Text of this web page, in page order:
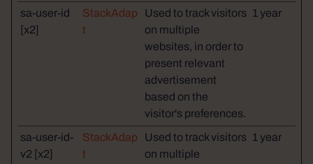
sa-user-id
[x2]
StackAdap
t
Used to track visitors
on multiple
websites, in order to
present relevant
advertisement
based on the
visitor's preferences.
1 year
sa-user-id-
v2 [x2]
StackAdap
t
Used to track visitors
on multiple
1 year